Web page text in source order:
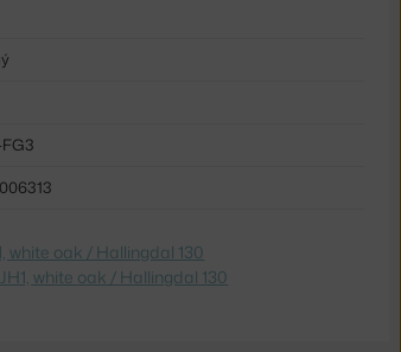
white oak / Hallingdal 130
white oak / Hallingdal 130